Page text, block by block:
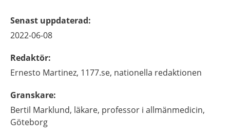
Senast uppdaterad:
2022-06-08
Redaktör:
Ernesto Martinez, 1177.se, nationella redaktionen
Granskare:
Bertil Marklund, läkare, professor i allmänmedicin,
Göteborg